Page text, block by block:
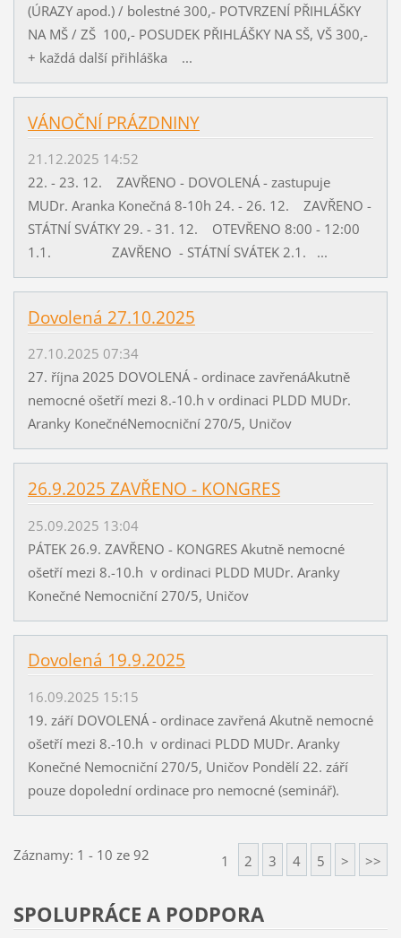
(ÚRAZY apod.) / bolestné 300,- POTVRZENÍ PŘIHLÁŠKY
NA MŠ / ZŠ 100,- POSUDEK PŘIHLÁŠKY NA SŠ, VŠ 300,-
+ každá další přihláška ...
VÁNOČNÍ PRÁZDNINY
21.12.2025 14:52
22. - 23. 12. ZAVŘENO - DOVOLENÁ - zastupuje
MUDr. Aranka Konečná 8-10h 24. - 26. 12. ZAVŘENO -
STÁTNÍ SVÁTKY 29. - 31. 12. OTEVŘENO 8:00 - 12:00
1.1. ZAVŘENO - STÁTNÍ SVÁTEK 2.1. ...
Dovolená 27.10.2025
27.10.2025 07:34
27. října 2025 DOVOLENÁ - ordinace zavřenáAkutně
nemocné ošetří mezi 8.-10.h v ordinaci PLDD MUDr.
Aranky KonečnéNemocniční 270/5, Uničov
26.9.2025 ZAVŘENO - KONGRES
25.09.2025 13:04
PÁTEK 26.9. ZAVŘENO - KONGRES Akutně nemocné
ošetří mezi 8.-10.h v ordinaci PLDD MUDr. Aranky
Konečné Nemocniční 270/5, Uničov
Dovolená 19.9.2025
16.09.2025 15:15
19. září DOVOLENÁ - ordinace zavřená Akutně nemocné
ošetří mezi 8.-10.h v ordinaci PLDD MUDr. Aranky
Konečné Nemocniční 270/5, Uničov Pondělí 22. září
pouze dopolední ordinace pro nemocné (seminář).
Záznamy: 1 - 10 ze 92 1 2 3 4 5 > >>
SPOLUPRÁCE A PODPORA